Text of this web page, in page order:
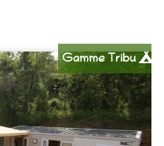
Gamme Tribu